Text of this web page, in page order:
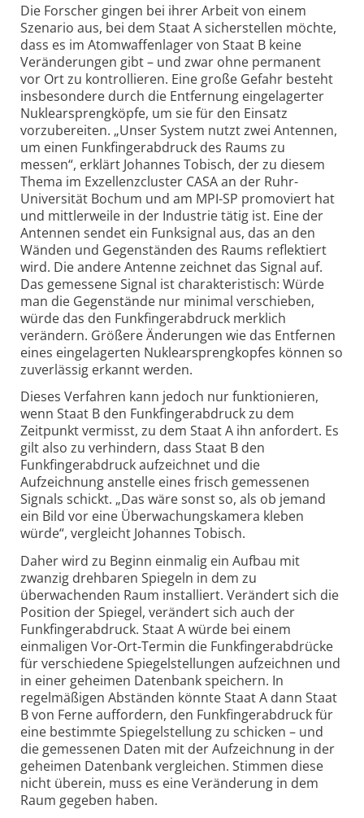
Die Forscher gingen bei ihrer Arbeit von einem
Szenario aus, bei dem Staat A sicherstellen möchte,
dass es im Atomwaffenlager von Staat B keine
Veränderungen gibt – und zwar ohne permanent
vor Ort zu kontrollieren. Eine große Gefahr besteht
insbesondere durch die Entfernung eingelagerter
Nuklearsprengköpfe, um sie für den Einsatz
vorzubereiten. „Unser System nutzt zwei Antennen,
um einen Funkfingerabdruck des Raums zu
messen“, erklärt Johannes Tobisch, der zu diesem
Thema im Exzellenzcluster CASA an der Ruhr-
Universität Bochum und am MPI-SP promoviert hat
und mittlerweile in der Industrie tätig ist. Eine der
Antennen sendet ein Funksignal aus, das an den
Wänden und Gegenständen des Raums reflektiert
wird. Die andere Antenne zeichnet das Signal auf.
Das gemessene Signal ist charakteristisch: Würde
man die Gegenstände nur minimal verschieben,
würde das den Funkfingerabdruck merklich
verändern. Größere Änderungen wie das Entfernen
eines eingelagerten Nuklearsprengkopfes können so
zuverlässig erkannt werden.
Dieses Verfahren kann jedoch nur funktionieren,
wenn Staat B den Funkfingerabdruck zu dem
Zeitpunkt vermisst, zu dem Staat A ihn anfordert. Es
gilt also zu verhindern, dass Staat B den
Funkfingerabdruck aufzeichnet und die
Aufzeichnung anstelle eines frisch gemessenen
Signals schickt. „Das wäre sonst so, als ob jemand
ein Bild vor eine Überwachungskamera kleben
würde“, vergleicht Johannes Tobisch.
Daher wird zu Beginn einmalig ein Aufbau mit
zwanzig drehbaren Spiegeln in dem zu
überwachenden Raum installiert. Verändert sich die
Position der Spiegel, verändert sich auch der
Funkfingerabdruck. Staat A würde bei einem
einmaligen Vor-Ort-Termin die Funkfingerabdrücke
für verschiedene Spiegelstellungen aufzeichnen und
in einer geheimen Datenbank speichern. In
regelmäßigen Abständen könnte Staat A dann Staat
B von Ferne auffordern, den Funkfingerabdruck für
eine bestimmte Spiegelstellung zu schicken – und
die gemessenen Daten mit der Aufzeichnung in der
geheimen Datenbank vergleichen. Stimmen diese
nicht überein, muss es eine Veränderung in dem
Raum gegeben haben.